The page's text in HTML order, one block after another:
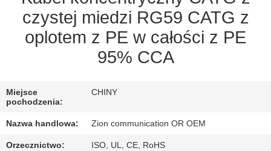
NAMI
POPROSIĆ
WYCENĘ
SITEMAP
czystej miedzi RG59 CATG z
oplotem z PE w całości z PE
95% CCA
Miejsce
pochodzenia:
CHINY
Nazwa handlowa: Zion communication OR OEM
Orzecznictwo: ISO, UL, CE, RoHS